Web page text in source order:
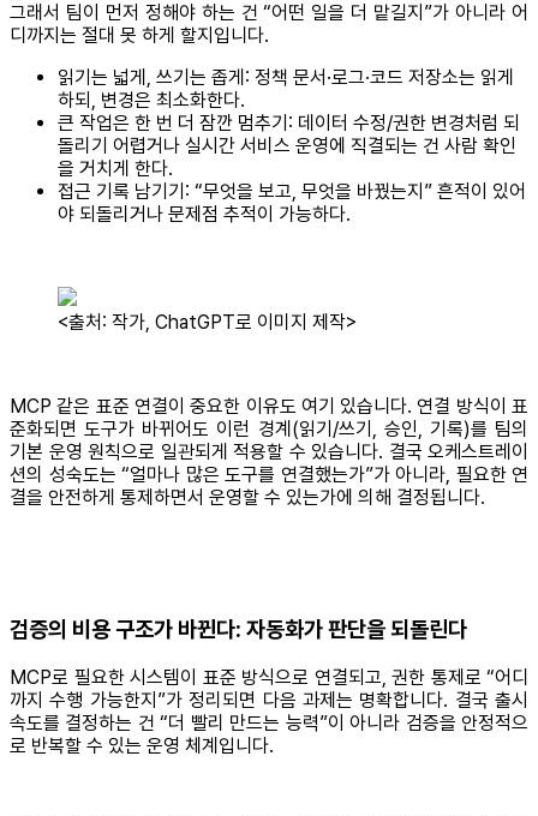
그래서 팀이 먼저 정해야 하는 건 “어떤 일을 더 맡길지”가 아니라 어
디까지는 절대 못 하게 할지입니다.
읽기는 넓게, 쓰기는 좁게: 정책 문서·로그·코드 저장소는 읽게
하되, 변경은 최소화한다.
큰 작업은 한 번 더 잠깐 멈추기: 데이터 수정/권한 변경처럼 되
돌리기 어렵거나 실시간 서비스 운영에 직결되는 건 사람 확인
을 거치게 한다.
접근 기록 남기기: “무엇을 보고, 무엇을 바꿨는지” 흔적이 있어
야 되돌리거나 문제점 추적이 가능하다.
<출처: 작가, ChatGPT로 이미지 제작>
MCP 같은 표준 연결이 중요한 이유도 여기 있습니다. 연결 방식이 표
준화되면 도구가 바뀌어도 이런 경계(읽기/쓰기, 승인, 기록)를 팀의
기본 운영 원칙으로 일관되게 적용할 수 있습니다. 결국 오케스트레이
션의 성숙도는 “얼마나 많은 도구를 연결했는가”가 아니라, 필요한 연
결을 안전하게 통제하면서 운영할 수 있는가에 의해 결정됩니다.
검증의 비용 구조가 바뀐다: 자동화가 판단을 되돌린다
MCP로 필요한 시스템이 표준 방식으로 연결되고, 권한 통제로 “어디
까지 수행 가능한지”가 정리되면 다음 과제는 명확합니다. 결국 출시
속도를 결정하는 건 “더 빨리 만드는 능력”이 아니라 검증을 안정적으
로 반복할 수 있는 운영 체계입니다.